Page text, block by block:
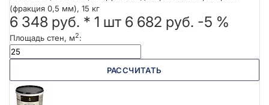
(фракция 0,5 мм), 15 кг
6 348 руб. * 1 шт 6 682 руб. -5 %
Площадь стен, м2:
РАССЧИТАТЬ